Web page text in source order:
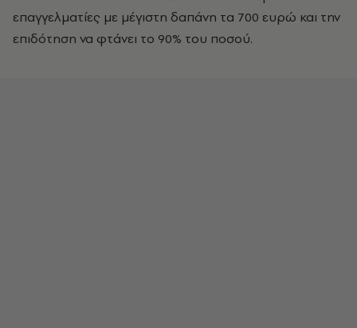
επαγγελματίες με μέγιστη δαπάνη τα 700 ευρώ και την
επιδότηση να φτάνει το 90% του ποσού.